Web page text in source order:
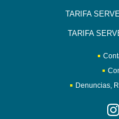
TARIFA
TARIFA
Denuncias,